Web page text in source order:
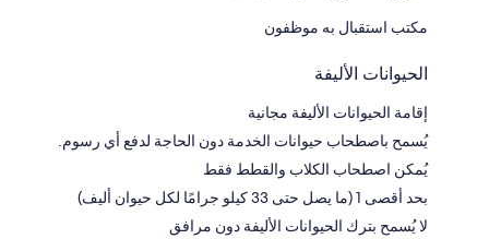
مكتب استقبال به موظفون
الحيوانات الأليفة
إقامة الحيوانات الأليفة مجانية
يُسمح باصطحاب حيوانات الخدمة دون الحاجة لدفع أي رسوم.
يُمكن اصطحاب الكلاب والقطط فقط
بحد أقصى 1 (ما يصل حتى 33 كيلو جرامًا لكل حيوان أليف)
لا يُسمح بترك الحيوانات الأليفة دون مرافق